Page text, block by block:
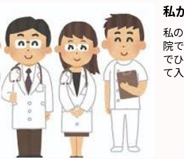
私
私
院
で
て